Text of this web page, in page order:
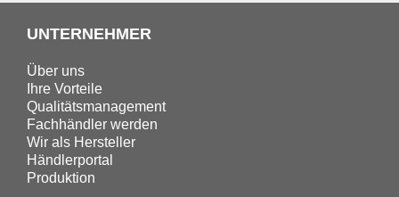
UNTERNEHMER
Über uns
Ihre Vorteile
Qualitätsmanagement
Fachhändler werden
Wir als Hersteller
Händlerportal
Produktion